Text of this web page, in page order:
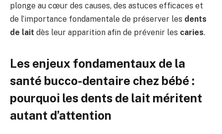
plonge au cœur des causes, des astuces efficaces et
de l’importance fondamentale de préserver les dents
de lait dès leur apparition afin de prévenir les caries.
Les enjeux fondamentaux de la
santé bucco-dentaire chez bébé :
pourquoi les dents de lait méritent
autant d’attention